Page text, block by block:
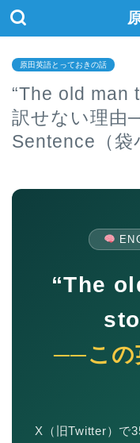
原田英語とっておきの話
“The old man
訳せない理由
Sentence（袋
“The
──この
X（旧Twitter）で